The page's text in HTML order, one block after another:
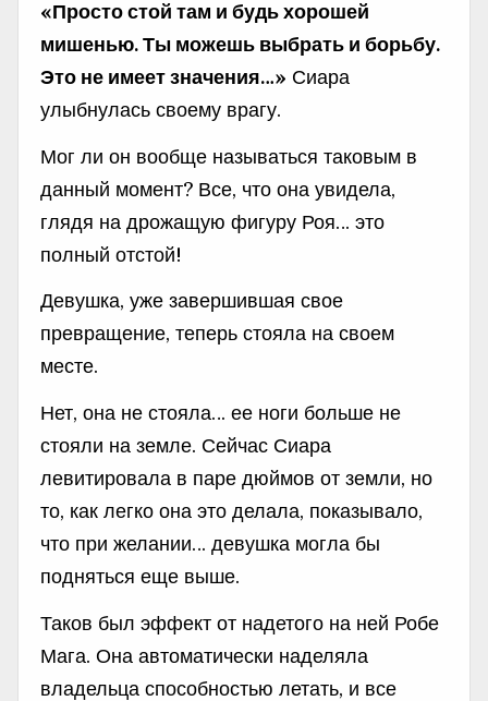
«Просто стой там и будь хорошей
мишенью. Ты можешь выбрать и борьбу.
Это не имеет значения…» Сиара
улыбнулась своему врагу.
Мог ли он вообще называться таковым в
данный момент? Все, что она увидела,
глядя на дрожащую фигуру Роя… это
полный отстой!
Девушка, уже завершившая свое
превращение, теперь стояла на своем
месте.
Нет, она не стояла… ее ноги больше не
стояли на земле. Сейчас Сиара
левитировала в паре дюймов от земли, но
то, как легко она это делала, показывало,
что при желании… девушка могла бы
подняться еще выше.
Таков был эффект от надетого на ней Робе
Мага. Она автоматически наделяла
владельца способностью летать, и все